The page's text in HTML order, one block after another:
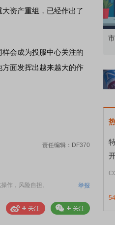
资产重组，已经作出了
会成为投服中心关注的
面发挥出越来越大的作
责任编辑：DF370
作，风险自担。 举报